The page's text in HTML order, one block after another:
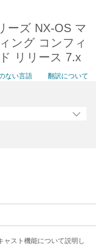
ーズ NX-OS マ
ング コンフィ
リリース 7.x
ない言語 翻訳について
ャスト機能について説明し